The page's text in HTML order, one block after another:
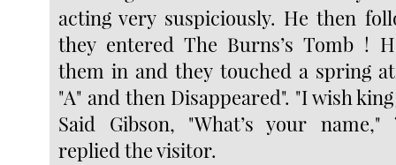
acting very suspiciously. He then
they entered The Burns’s Tomb !
them in and they touched a spring
"A" and then Disappeared". "I wish
Said Gibson, "What’s your name,"
replied the visitor.